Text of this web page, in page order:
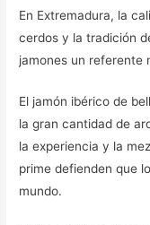
En Extremadura, la
cerdos y la tradición
jamones un referente
El jamón ibérico de
la gran cantidad de
la experiencia y la
prime defienden que
mundo.